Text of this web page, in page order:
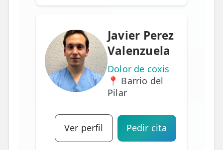
Javier Perez
Valenzuela
Dolor de coxis
📍 Barrio del
Pilar
Ver perfil Pedir cita